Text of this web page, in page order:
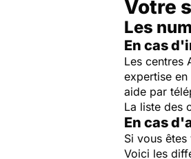
Votre
Les
En cas
Les centres
expertise
aide par
La liste des
En cas
Si vous
Voici les